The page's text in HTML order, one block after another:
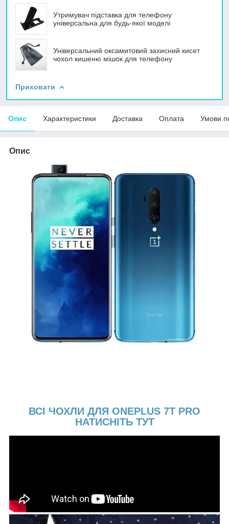
Утримувач підставка для телефону
універсальна для будь-якої моделі
Універсальний оксамитовий захисний кисет
чохол кишеню мішок для телефону
Приховати
Опис Характеристики Доставка Оплата Умови
Опис
ВСІ ЧОХЛИ ДЛЯ ONEPLUS 7T PRO
НАТИСНІТЬ ТУТ